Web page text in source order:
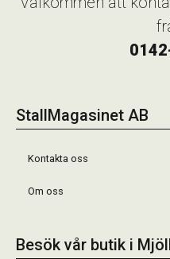
StallMagasinet AB
Kontakta oss
Om oss
Besök vår butik i